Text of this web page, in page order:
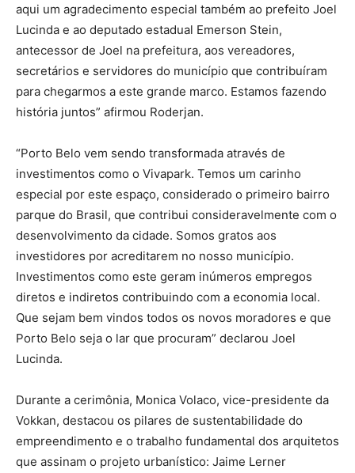
aqui um agradecimento especial também ao prefeito Joel
Lucinda e ao deputado estadual Emerson Stein,
antecessor de Joel na prefeitura, aos vereadores,
secretários e servidores do município que contribuíram
para chegarmos a este grande marco. Estamos fazendo
história juntos” afirmou Roderjan.
“Porto Belo vem sendo transformada através de
investimentos como o Vivapark. Temos um carinho
especial por este espaço, considerado o primeiro bairro
parque do Brasil, que contribui consideravelmente com o
desenvolvimento da cidade. Somos gratos aos
investidores por acreditarem no nosso município.
Investimentos como este geram inúmeros empregos
diretos e indiretos contribuindo com a economia local.
Que sejam bem vindos todos os novos moradores e que
Porto Belo seja o lar que procuram” declarou Joel
Lucinda.
Durante a cerimônia, Monica Volaco, vice-presidente da
Vokkan, destacou os pilares de sustentabilidade do
empreendimento e o trabalho fundamental dos arquitetos
que assinam o projeto urbanístico: Jaime Lerner